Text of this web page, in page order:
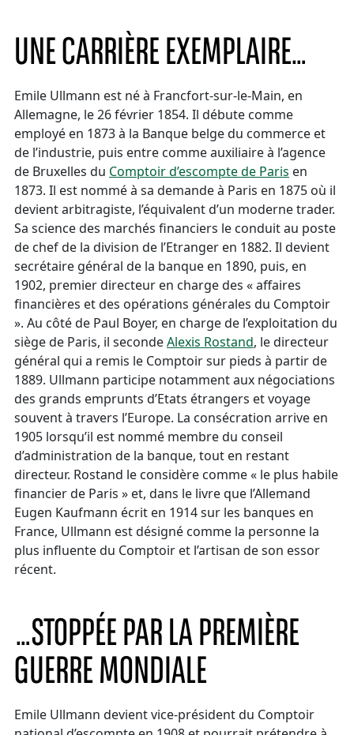
UNE CARRIÈRE EXEMPLAIRE…
Emile Ullmann est né à Francfort-sur-le-Main, en
Allemagne, le 26 février 1854. Il débute comme
employé en 1873 à la Banque belge du commerce et
de l’industrie, puis entre comme auxiliaire à l’agence
de Bruxelles du Comptoir d’escompte de Paris en
1873. Il est nommé à sa demande à Paris en 1875 où il
devient arbitragiste, l’équivalent d’un moderne trader.
Sa science des marchés financiers le conduit au poste
de chef de la division de l’Etranger en 1882. Il devient
secrétaire général de la banque en 1890, puis, en
1902, premier directeur en charge des « affaires
financières et des opérations générales du Comptoir
». Au côté de Paul Boyer, en charge de l’exploitation du
siège de Paris, il secondeAlexis Rostand, le directeur
général qui a remis le Comptoir sur pieds à partir de
1889. Ullmann participe notamment aux négociations
des grands emprunts d’Etats étrangers et voyage
souvent à travers l’Europe. La consécration arrive en
1905 lorsqu’il est nommé membre du conseil
d’administration de la banque, tout en restant
directeur. Rostand le considère comme « le plus habile
financier de Paris » et, dans le livre que l’Allemand
Eugen Kaufmann écrit en 1914 sur les banques en
France, Ullmann est désigné comme la personne la
plus influente du Comptoir et l’artisan de son essor
récent.
…STOPPÉE PAR LA PREMIÈRE
GUERRE MONDIALE
Emile Ullmann devient vice-président du Comptoir